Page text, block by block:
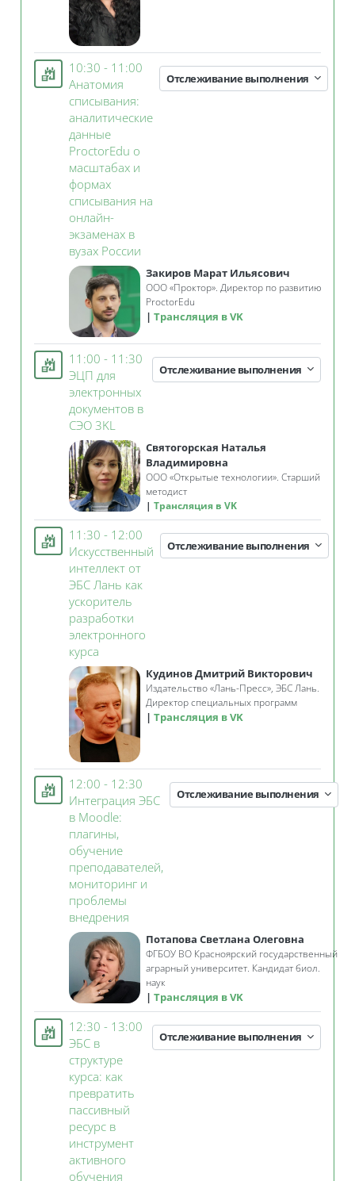
10:30 - 11:00
Анатомия
списывания:
аналитические
данные
ProctorEdu о
масштабах и
формах
списывания на
онлайн-
экзаменах в
вузах России
Отслеживание выполнения
Закиров Марат Ильясович
ООО «Проктор». Директор по развитию
ProctorEdu
Трансляция в VK
11:00 - 11:30
ЭЦП для
электронных
документов в
СЭО 3KL
Отслеживание выполнения
Святогорская Наталья
Владимировна
ООО «Открытые технологии». Старший
методист
Трансляция в VK
11:30 - 12:00
Искусственный
интеллект от
ЭБС Лань как
ускоритель
разработки
электронного
курса
Отслеживание выполнения
Кудинов Дмитрий Викторович
Издательство «Лань-Пресс», ЭБС Лань.
Директор специальных программ
Трансляция в VK
12:00 - 12:30
Интеграция ЭБС
в Moodle:
плагины,
обучение
преподавателей,
мониторинг и
проблемы
внедрения
Отслеживание выполнения
Потапова Светлана Олеговна
ФГБОУ ВО Красноярский государственный
аграрный университет. Кандидат биол.
наук
Трансляция в VK
12:30 - 13:00
ЭБС в
структуре
курса: как
превратить
пассивный
ресурс в
инструмент
активного
обучения
Отслеживание выполнения